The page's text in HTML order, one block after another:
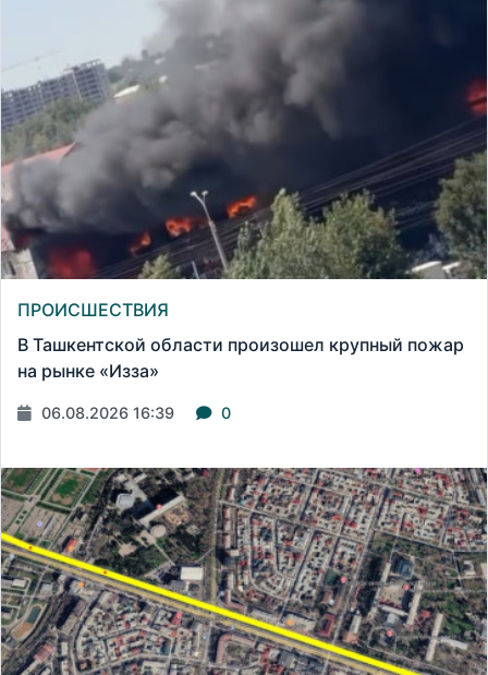
ПРОИСШЕСТВИЯ
В Ташкентской области произошел крупный пожар
на рынке «Изза»
06.08.2026 16:39 0